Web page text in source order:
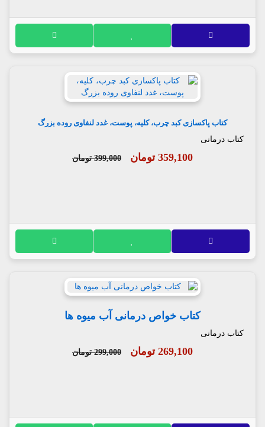
کتاب پاکسازی کبد چرب، کلیه، پوست، غدد لنفاوی روده بزرگ
کتاب درمانی
359,100 تومان 399,000 تومان
کتاب خواص درمانی آب میوه ها
کتاب درمانی
269,100 تومان 299,000 تومان